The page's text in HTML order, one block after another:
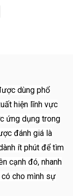
dùng phổ
hiện lĩnh vực
ứng dụng trong
đánh giá là
ít phút để tìm
cạnh đó, nhanh
cho mình sự